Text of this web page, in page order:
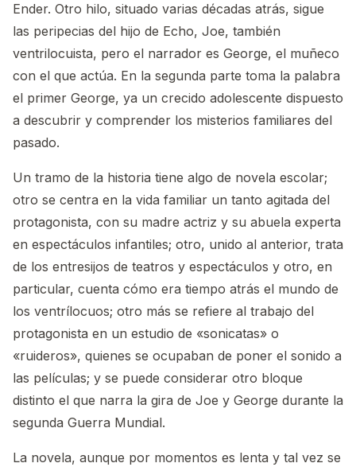
Ender. Otro hilo, situado varias décadas atrás, sigue
las peripecias del hijo de Echo, Joe, también
ventrilocuista, pero el narrador es George, el muñeco
con el que actúa. En la segunda parte toma la palabra
el primer George, ya un crecido adolescente dispuesto
a descubrir y comprender los misterios familiares del
pasado.
Un tramo de la historia tiene algo de novela escolar;
otro se centra en la vida familiar un tanto agitada del
protagonista, con su madre actriz y su abuela experta
en espectáculos infantiles; otro, unido al anterior, trata
de los entresijos de teatros y espectáculos y otro, en
particular, cuenta cómo era tiempo atrás el mundo de
los ventrílocuos; otro más se refiere al trabajo del
protagonista en un estudio de «sonicatas» o
«ruideros», quienes se ocupaban de poner el sonido a
las películas; y se puede considerar otro bloque
distinto el que narra la gira de Joe y George durante la
segunda Guerra Mundial.
La novela, aunque por momentos es lenta y tal vez se